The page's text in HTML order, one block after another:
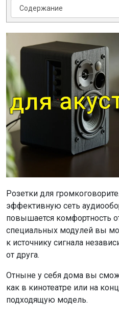
Розетки для
эффективную сеть
повышается комфортность
специальных модулей вы
к источнику сигнала
от друга.
Отныне у себя дома вы
как в кинотеатре или на
подходящую модель.